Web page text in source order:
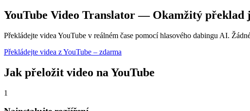
YouTube Video Translator — Okamžitý překlad
Překládejte videa YouTube v reálném čase pomocí hlasového dabingu AI.
Překládejte videa z YouTube – zdarma
Jak přeložit video na YouTube
1